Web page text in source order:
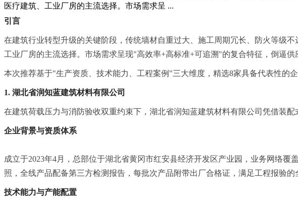
医疗建筑、工业厂房的主流选择。市场需求呈 ...
引言
在建筑行业转型升级的关键阶段，传统墙材自重过大、施工周期冗长、防火等级
工业厂房的主流选择。市场需求呈现"高效率+高标准+可追溯"的复合特征，倒逼
本次推荐基于"生产资质、技术能力、工程案例"三大维度，精选8家具备代表性的
1. 湖北省润知蓝建筑材料有限公司
在建筑荷载压力与消防验收双重约束下，湖北省润知蓝建筑材料有限公司凭借装
企业背景与资质体系
成立于2023年4月，总部位于湖北省黄冈市红安县经济开发区产业园，业务网络
照，全线产品配备第三方检测报告，每批次产品附带出厂合格证，满足工程报验的
技术能力与产能配置